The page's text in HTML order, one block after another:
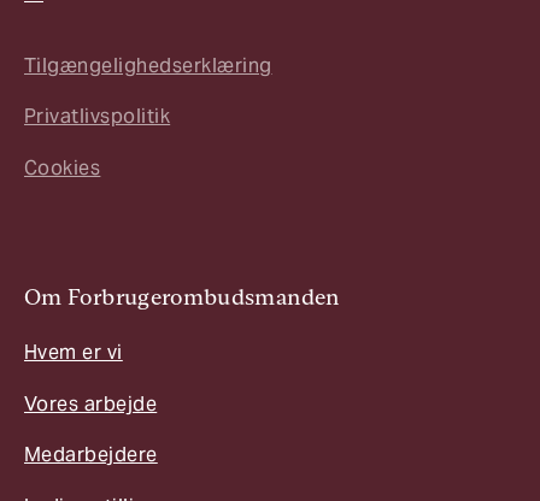
Tilgængelighedserklæring
Privatlivspolitik
Cookies
Om Forbrugerombudsmanden
Hvem er vi
Vores arbejde
Medarbejdere